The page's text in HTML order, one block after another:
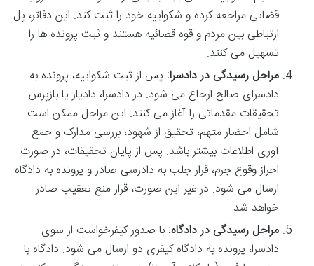
قضایی مراجعه کرده و شکواییه خود را ثبت کند. این دفاتر، پل
ارتباطی بین مردم و قوه قضائیه هستند و ثبت پرونده ها را
تسهیل می کنند.
مراحل رسیدگی در دادسرا: پس از ثبت شکواییه، پرونده به
دادسرای صالح ارجاع می شود. در دادسرا، دادیار یا بازپرس
تحقیقات مقدماتی را آغاز می کنند. این مراحل ممکن است
شامل احضار متهم، تحقیق از شهود، بررسی مدارک و جمع
آوری اطلاعات بیشتر باشد. پس از پایان تحقیقات، در صورت
احراز وقوع جرم، قرار جلب به دادرسی صادر و پرونده به دادگاه
ارسال می شود. در غیر این صورت، قرار منع تعقیب صادر
خواهد شد.
مراحل رسیدگی در دادگاه: با صدور کیفرخواست از سوی
دادسرا، پرونده به دادگاه کیفری دو ارسال می شود. دادگاه با